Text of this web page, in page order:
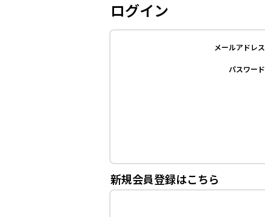
ログイン
メールアドレス
パスワード
新規会員登録はこちら